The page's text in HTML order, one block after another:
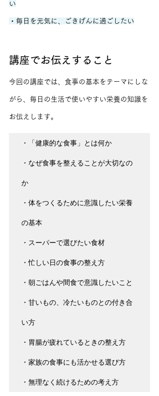
い
・毎日を元気に、ごきげんに過ごしたい
講座でお伝えすること
今回の講座では、食事の基本をテーマにしな
がら、毎日の生活で使いやすい栄養の知識を
お伝えします。
・「健康的な食事」とは何か
・なぜ食事を整えることが大切なの
か
・体をつくるために意識したい栄養
の基本
・スーパーで選びたい食材
・忙しい日の食事の整え方
・朝ごはんや間食で意識したいこと
・甘いもの、冷たいものとの付き合
い方
・胃腸が疲れているときの整え方
・家族の食事にも活かせる選び方
・無理なく続けるための考え方